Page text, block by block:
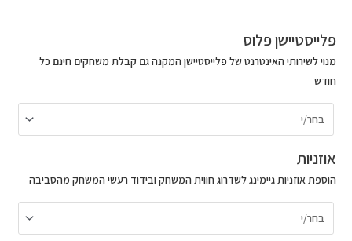
פלייסטיישן פלוס
מנוי לשירותי האינטרנט של פלייסטיישן המקנה גם קבלת משחקים חינם כל
חודש
אוזניות
הוספת אוזניות גיימינג לשדרוג חווית המשחק ובידוד רעשי המשחק מהסביבה
כמות